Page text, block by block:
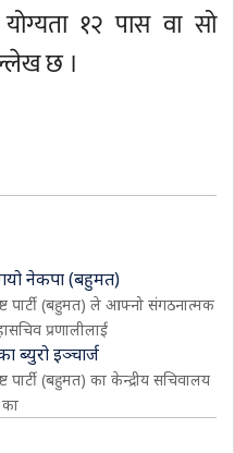
१२ पास वा सो
छ ।
गयो नेकपा (बहुमत)
पार्टी (बहुमत) ले आफ्नो संगठनात्मक
प्रणालीलाई
ब्युरो इञ्चार्ज
पार्टी (बहुमत) का केन्द्रीय सचिवालय